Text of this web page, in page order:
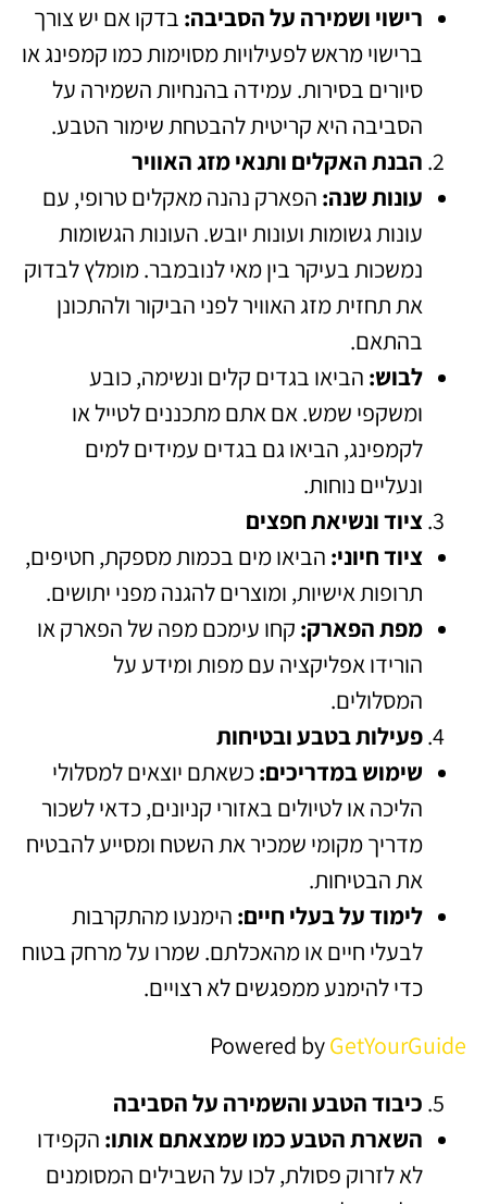
רישוי ושמירה על הסביבה: בדקו אם יש צורך
ברישוי מראש לפעילויות מסוימות כמו קמפינג או
סיורים בסירות. עמידה בהנחיות השמירה על
הסביבה היא קריטית להבטחת שימור הטבע.
הבנת האקלים ותנאי מזג האוויר
עונות שנה: הפארק נהנה מאקלים טרופי, עם
עונות גשומות ועונות יובש. העונות הגשומות
נמשכות בעיקר בין מאי לנובמבר. מומלץ לבדוק
את תחזית מזג האוויר לפני הביקור ולהתכונן
בהתאם.
לבוש: הביאו בגדים קלים ונשימה, כובע
ומשקפי שמש. אם אתם מתכננים לטייל או
לקמפינג, הביאו גם בגדים עמידים למים
ונעליים נוחות.
ציוד ונשיאת חפצים
ציוד חיוני: הביאו מים בכמות מספקת, חטיפים,
תרופות אישיות, ומוצרים להגנה מפני יתושים.
מפת הפארק: קחו עימכם מפה של הפארק או
הורידו אפליקציה עם מפות ומידע על
המסלולים.
פעילות בטבע ובטיחות
שימוש במדריכים:כשאתם יוצאים למסלולי
הליכה או לטיולים באזורי קניונים, כדאי לשכור
מדריך מקומי שמכיר את השטח ומסייע להבטיח
את הבטיחות.
לימוד על בעלי חיים: הימנעו מהתקרבות
לבעלי חיים או מהאכלתם. שמרו על מרחק בטוח
כדי להימנע ממפגשים לא רצויים.
Powered byGetYourGuide
כיבוד הטבע והשמירה על הסביבה
השארת הטבע כמו שמצאתם אותו: הקפידו
לא לזרוק פסולת, לכו על השבילים המסומנים